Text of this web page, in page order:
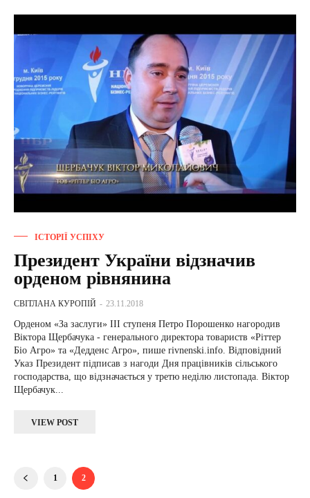
ІСТОРІЇ УСПІХУ
Президент України відзначив
орденом рівнянина
СВІТЛАНА КУРОПІЙ - 23.11.2018
Орденом «За заслуги» III ступеня Петро Порошенко нагородив
Віктора Щербачука - генерального директора товариств «Ріттер
Біо Агро» та «Дедденс Агро», пише rivnenski.info. Відповідний
Указ Президент підписав з нагоди Дня працівників сільського
господарства, що відзначається у третю неділю листопада. Віктор
Щербачук...
VIEW POST
1 2